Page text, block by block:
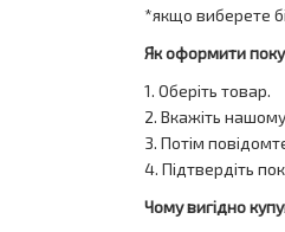
*якщо виберете
Як оформити
1. Оберіть товар.
2. Вкажіть
3. Потім
4. Підтвердіть
Чому вигідно